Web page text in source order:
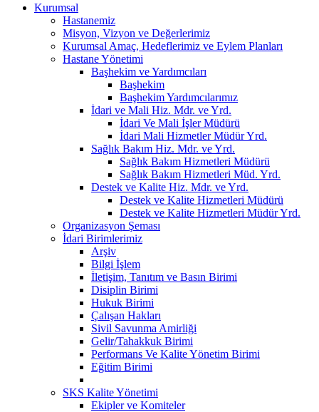
Kurumsal
Hastanemiz
Misyon, Vizyon ve Değerlerimiz
Kurumsal Amaç, Hedeflerimiz ve Eylem Planları
Hastane Yönetimi
Başhekim ve Yardımcıları
Başhekim
Başhekim Yardımcılarımız
İdari ve Mali Hiz. Mdr. ve Yrd.
İdari Ve Mali İşler Müdürü
İdari Mali Hizmetler Müdür Yrd.
Sağlık Bakım Hiz. Mdr. ve Yrd.
Sağlık Bakım Hizmetleri Müdürü
Sağlık Bakım Hizmetleri Müd. Yrd.
Destek ve Kalite Hiz. Mdr. ve Yrd.
Destek ve Kalite Hizmetleri Müdürü
Destek ve Kalite Hizmetleri Müdür Yrd.
Organizasyon Şeması
İdari Birimlerimiz
Arşiv
Bilgi İşlem
İletişim, Tanıtım ve Basın Birimi
Disiplin Birimi
Hukuk Birimi
Çalışan Hakları
Sivil Savunma Amirliği
Gelir/Tahakkuk Birimi
Performans Ve Kalite Yönetim Birimi
Eğitim Birimi
SKS Kalite Yönetimi
Ekipler ve Komiteler